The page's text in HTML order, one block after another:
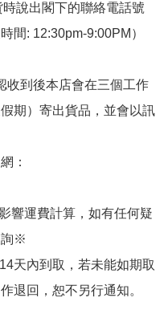
說出閣下的聯絡電話號
間: 12:30pm-9:00PM）
收到後本店會在三個工作
期）寄出貨品，並會以訊
：
響運費計算，如有任何疑
詢※
天內到取，若未能如期取
退回，恕不另行通知。